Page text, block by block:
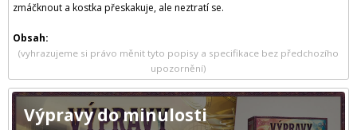
zmáčknout a kostka přeskakuje, ale neztratí se.
Obsah:
(vyhrazujeme si právo měnit tyto popisy a specifikace bez předchozího
upozornění)
Výpravy do minulosti